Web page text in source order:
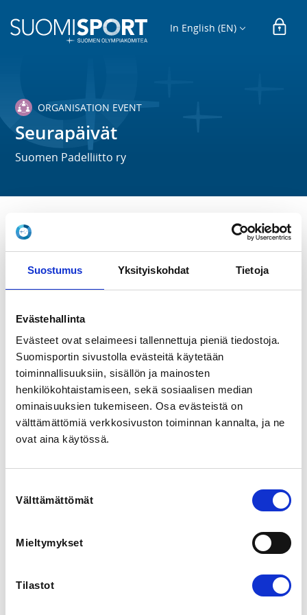
Suostumus Yksityiskohdat Tietoja
Evästehallinta
Evästeet ovat selaimeesi tallennettuja pieniä tiedostoja.
Suomisportin sivustolla evästeitä käytetään
toiminnallisuuksiin, sisällön ja mainosten
henkilökohtaistamiseen, sekä sosiaalisen median
ominaisuuksien tukemiseen. Osa evästeistä on
välttämättömiä verkkosivuston toiminnan kannalta, ja ne
ovat aina käytössä.
valinta
Välttämättömät
Mieltymykset
Tilastot
In English (EN)
ORGANISATION EVENT
Seurapäivät
Suomen Padelliitto ry
TIME
Sa 13.12.2025 at 12:00 - 17:00
LOCATION
Espoo, Suomi
LOCALITY
Espoo
SPORTS
Padel
Osallistumismaksu 10,00 €
ADDITIONAL INFORMATION
Toimikunnan puheenjohtajat Katariina Keihänen ja